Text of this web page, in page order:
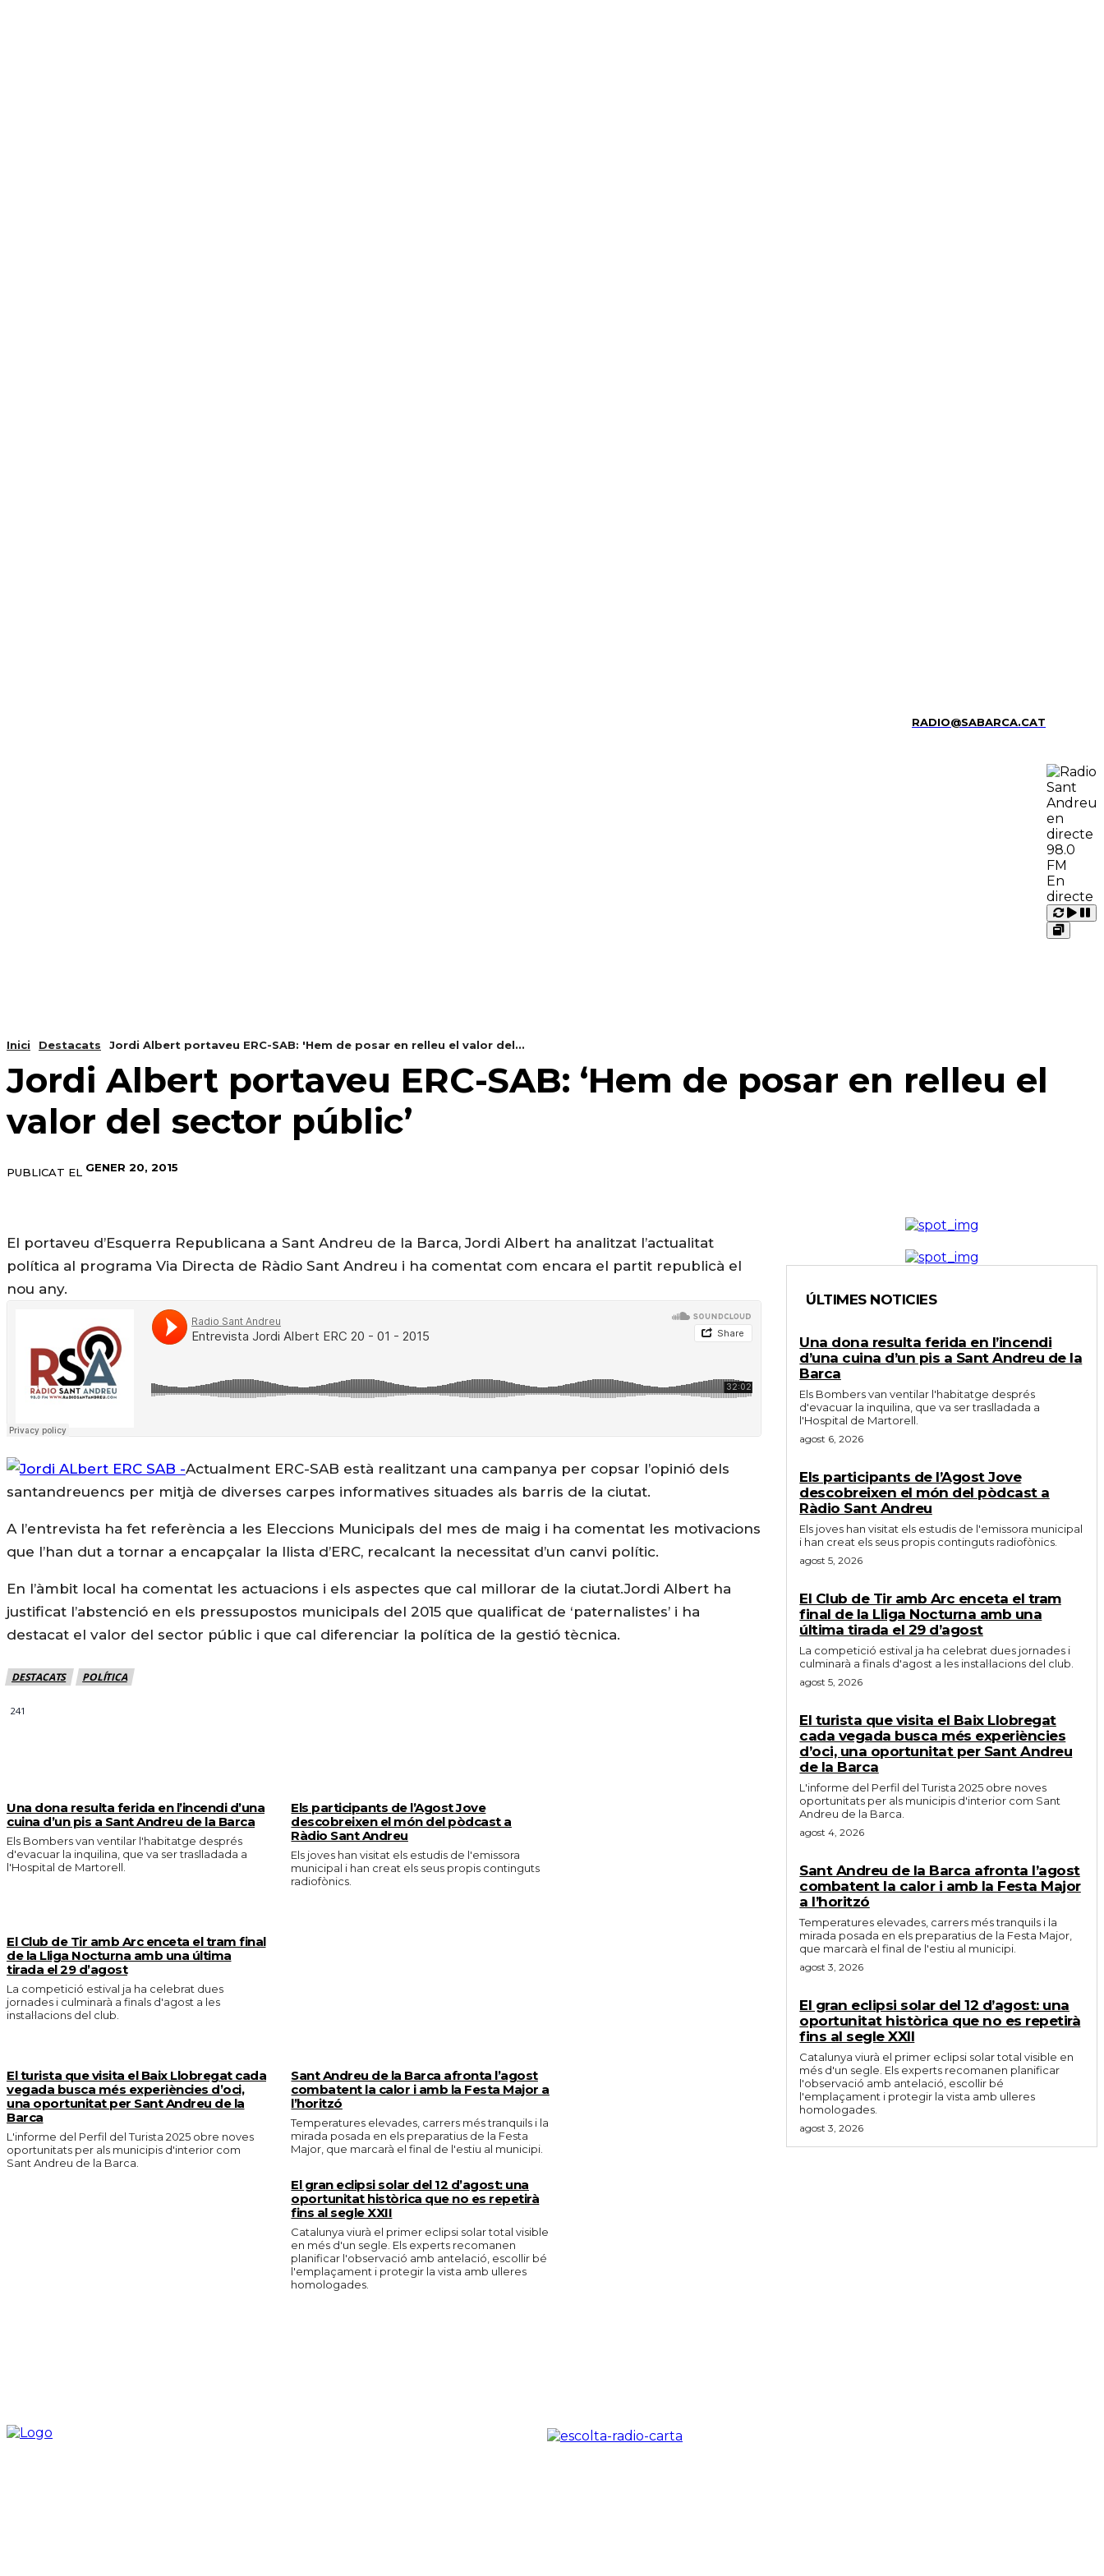
RADIO@SABARCA.CAT
98.0
FM
En
directe
Pausar
Open
Inici Destacats Jordi Albert portaveu ERC-SAB: 'Hem de posar en relleu el valor del...
Jordi Albert portaveu ERC-SAB: ‘Hem de posar en relleu el
valor del sector públic’
PUBLICAT EL GENER 20, 2015
El portaveu d’Esquerra Republicana a Sant Andreu de la Barca, Jordi Albert ha analitzat l’actualitat
política al programa Via Directa de Ràdio Sant Andreu i ha comentat com encara el partit republicà el
nou any.
Actualment ERC-SAB està realitzant una campanya per copsar l’opinió dels
santandreuencs per mitjà de diverses carpes informatives situades als barris de la ciutat.
A l’entrevista ha fet referència a les Eleccions Municipals del mes de maig i ha comentat les motivacions
que l’han dut a tornar a encapçalar la llista d’ERC, recalcant la necessitat d’un canvi polític.
En l’àmbit local ha comentat les actuacions i els aspectes que cal millorar de la ciutat.Jordi Albert ha
justificat l’abstenció en els pressupostos municipals del 2015 que qualificat de ‘paternalistes’ i ha
destacat el valor del sector públic i que cal diferenciar la política de la gestió tècnica.
DESTACATS POLÍTICA
241
Una dona resulta ferida en l’incendi d’una
cuina d’un pis a Sant Andreu de la Barca
Els Bombers van ventilar l'habitatge després
d'evacuar la inquilina, que va ser traslladada a
l'Hospital de Martorell.
Els participants de l’Agost Jove
descobreixen el món del pòdcast a
Ràdio Sant Andreu
Els joves han visitat els estudis de l'emissora
municipal i han creat els seus propis continguts
radiofònics.
El Club de Tir amb Arc enceta el tram final
de la Lliga Nocturna amb una última
tirada el 29 d’agost
La competició estival ja ha celebrat dues
jornades i culminarà a finals d'agost a les
instal·lacions del club.
El turista que visita el Baix Llobregat cada
vegada busca més experiències d’oci,
una oportunitat per Sant Andreu de la
Barca
L'informe del Perfil del Turista 2025 obre noves
oportunitats per als municipis d'interior com
Sant Andreu de la Barca.
Sant Andreu de la Barca afronta l’agost
combatent la calor i amb la Festa Major a
l’horitzó
Temperatures elevades, carrers més tranquils i la
mirada posada en els preparatius de la Festa
Major, que marcarà el final de l'estiu al municipi.
El gran eclipsi solar del 12 d’agost: una
oportunitat històrica que no es repetirà
fins al segle XXII
Catalunya viurà el primer eclipsi solar total visible
en més d'un segle. Els experts recomanen
planificar l'observació amb antelació, escollir bé
l'emplaçament i protegir la vista amb ulleres
homologades.
ÚLTIMES NOTICIES
Una dona resulta ferida en l’incendi
d’una cuina d’un pis a Sant Andreu de la
Barca
Els Bombers van ventilar l'habitatge després
d'evacuar la inquilina, que va ser traslladada a
l'Hospital de Martorell.
agost 6, 2026
Els participants de l’Agost Jove
descobreixen el món del pòdcast a
Ràdio Sant Andreu
Els joves han visitat els estudis de l'emissora municipal
i han creat els seus propis continguts radiofònics.
agost 5, 2026
El Club de Tir amb Arc enceta el tram
final de la Lliga Nocturna amb una
última tirada el 29 d’agost
La competició estival ja ha celebrat dues jornades i
culminarà a finals d'agost a les instal·lacions del club.
agost 5, 2026
El turista que visita el Baix Llobregat
cada vegada busca més experiències
d’oci, una oportunitat per Sant Andreu
de la Barca
L'informe del Perfil del Turista 2025 obre noves
oportunitats per als municipis d'interior com Sant
Andreu de la Barca.
agost 4, 2026
Sant Andreu de la Barca afronta l’agost
combatent la calor i amb la Festa Major
a l’horitzó
Temperatures elevades, carrers més tranquils i la
mirada posada en els preparatius de la Festa Major,
que marcarà el final de l'estiu al municipi.
agost 3, 2026
El gran eclipsi solar del 12 d’agost: una
oportunitat històrica que no es repetirà
fins al segle XXII
Catalunya viurà el primer eclipsi solar total visible en
més d'un segle. Els experts recomanen planificar
l'observació amb antelació, escollir bé
l'emplaçament i protegir la vista amb ulleres
homologades.
agost 3, 2026